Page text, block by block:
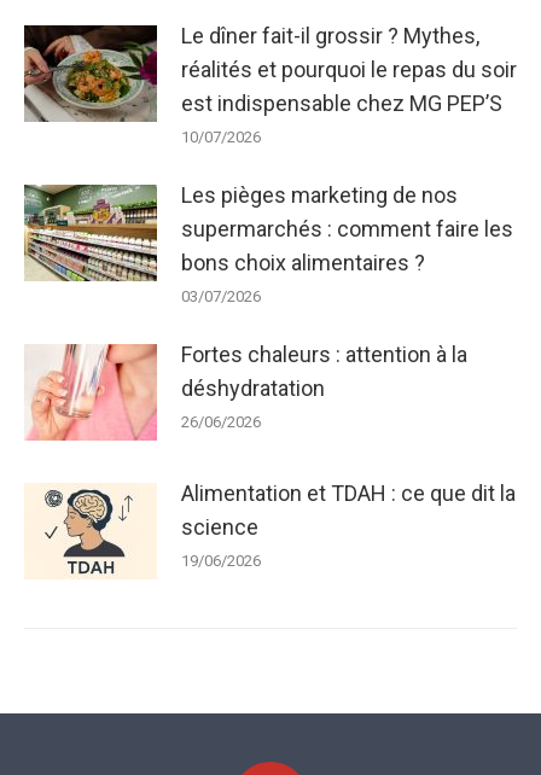
Le dîner fait-il grossir ? Mythes,
réalités et pourquoi le repas du soir
est indispensable chez MG PEP’S
10/07/2026
Les pièges marketing de nos
supermarchés : comment faire les
bons choix alimentaires ?
03/07/2026
Fortes chaleurs : attention à la
déshydratation
26/06/2026
Alimentation et TDAH : ce que dit la
science
19/06/2026